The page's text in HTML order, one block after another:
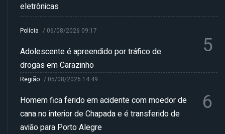
eletrônicas
Polícia / 06/08/2026 09:17
Adolescente é apreendido por tráfico de
drogas em Carazinho
5
Região / 05/08/2026 14:49
Homem fica ferido em acidente com moedor de
cana no interior de Chapada e é transferido de
avião para Porto Alegre
6